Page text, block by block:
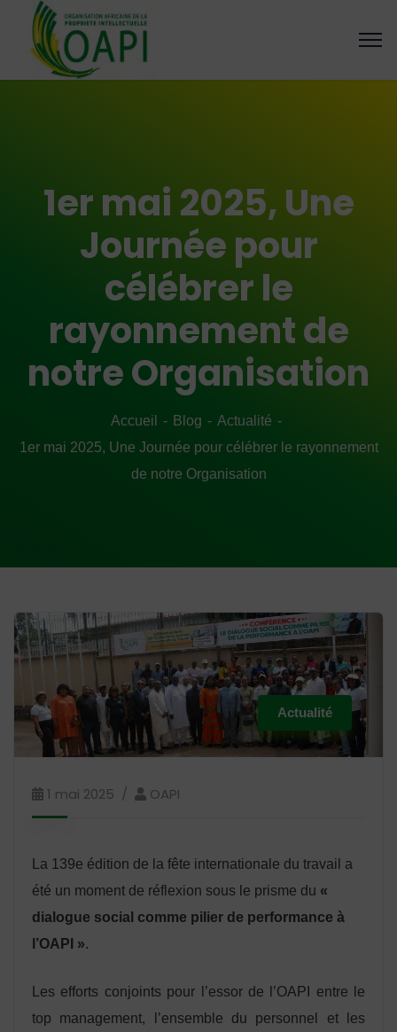
1er mai 2025, Une
Journée pour
célébrer le
rayonnement de
notre Organisation
Accueil Blog
Actualité
1er mai 2025, Une Journée pour célébrer le rayonnement
de notre Organisation
Actualité
1 mai 2025 OAPI
La 139e édition de la fête internationale du travail a
été un moment de réflexion sous le prisme du «
dialogue social comme pilier de performance à
l’OAPI ».
Les efforts conjoints pour l’essor de l’OAPI entre le
top management, l’ensemble du personnel et les